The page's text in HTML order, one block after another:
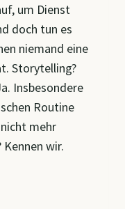
um Dienst
doch tun es
niemand eine
Storytelling?
Insbesondere
Routine
mehr
wir.